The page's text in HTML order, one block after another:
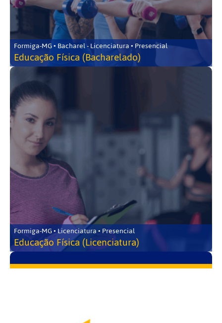
Formiga-MG • Bacharel - Licenciatura • Presencial
Educação Física (Bacharelado)
Formiga-MG • Licenciatura • Presencial
Educação Física (Licenciatura)